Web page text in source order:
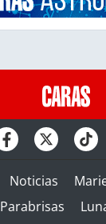
Noticias
Parabrisas